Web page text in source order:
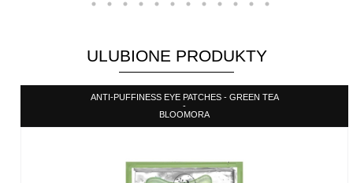
ULUBIONE PRODUKTY
ANTI-PUFFINESS EYE PATCHES - GREEN TEA
-
BLOOMORA